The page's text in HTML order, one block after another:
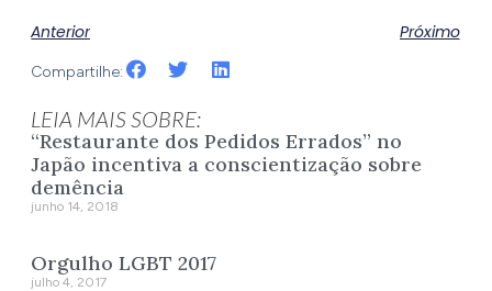
Anterior Próximo
Compartilhe:
LEIA MAIS SOBRE:
“Restaurante dos Pedidos Errados” no
Japão incentiva a conscientização sobre
demência
junho 14, 2018
Orgulho LGBT 2017
julho 4, 2017